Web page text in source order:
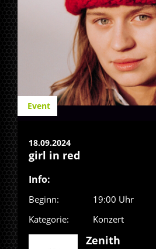
Event
18.09.2024
girl in red
Info:
Beginn:
19:00 Uhr
Kategorie:
Konzert
Zenith